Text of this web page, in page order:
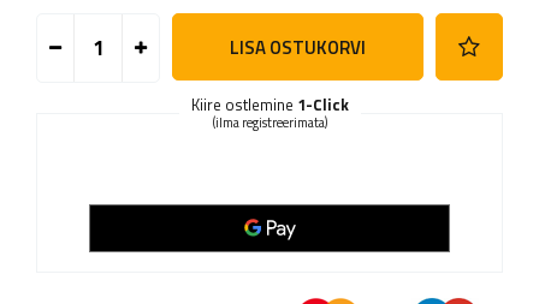
LISA OSTUKORVI
Kiire ostlemine 1-Click
(ilma registreerimata)